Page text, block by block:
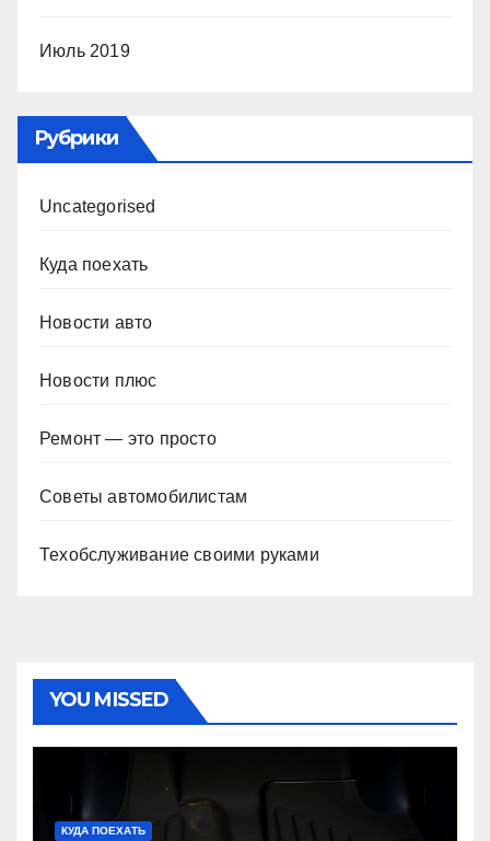
Июль 2019
Рубрики
Uncategorised
Куда поехать
Новости авто
Новости плюс
Ремонт — это просто
Советы автомобилистам
Техобслуживание своими руками
YOU MISSED
КУДА ПОЕХАТЬ